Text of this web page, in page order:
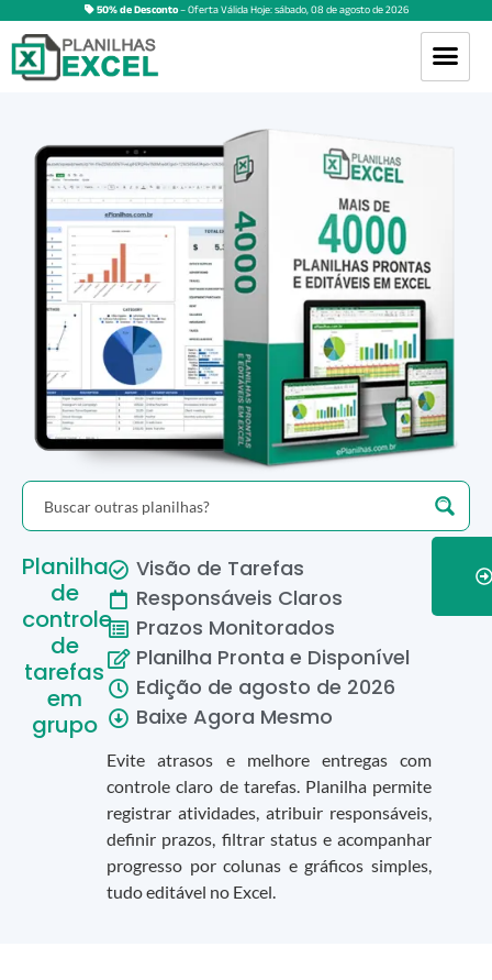
50% de Desconto– Oferta Válida Hoje:sábado,08 deagostode2026
Planilha
de
controle
de
tarefas
em
grupo
Visão de Tarefas
Responsáveis Claros
Prazos Monitorados
Planilha Pronta e Disponível
Edição de agosto de 2026
Baixe Agora Mesmo
Evite atrasos e melhore entregas com
controle claro de tarefas. Planilha permite
registrar atividades, atribuir responsáveis,
definir prazos, filtrar status e acompanhar
progresso por colunas e gráficos simples,
tudo editável no Excel.